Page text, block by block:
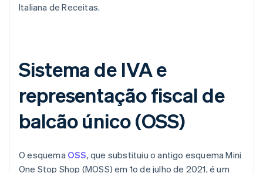
Italiana de Receitas.
Sistema de IVA e
representação fiscal de
balcão único (OSS)
O esquema OSS, que substituiu o antigo esquema Mini
One Stop Shop (MOSS) em 1o de julho de 2021, é um